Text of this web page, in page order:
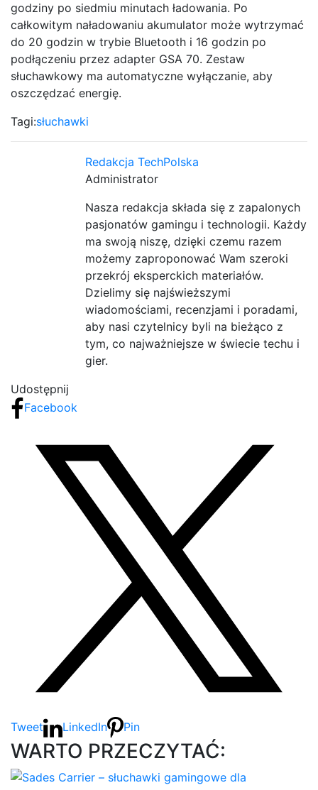
godziny po siedmiu minutach ładowania. Po
całkowitym naładowaniu akumulator może wytrzymać
do 20 godzin w trybie Bluetooth i 16 godzin po
podłączeniu przez adapter GSA 70. Zestaw
słuchawkowy ma automatyczne wyłączanie, aby
oszczędzać energię.
Tagi:słuchawki
Redakcja TechPolska
Administrator
Nasza redakcja składa się z zapalonych
pasjonatów gamingu i technologii. Każdy
ma swoją niszę, dzięki czemu razem
możemy zaproponować Wam szeroki
przekrój eksperckich materiałów.
Dzielimy się najświeższymi
wiadomościami, recenzjami i poradami,
aby nasi czytelnicy byli na bieżąco z
tym, co najważniejsze w świecie techu i
gier.
Udostępnij
Facebook
Tweet LinkedIn Pin
WARTO PRZECZYTAĆ: